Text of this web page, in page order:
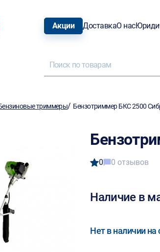
Акции ДоставкаО нас
триммеры/ Бензотриммер БКС 2500
0 0 отзывов
Наличие в
Нет в наличии на